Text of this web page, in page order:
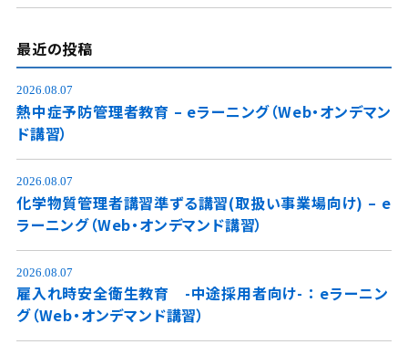
最近の投稿
2026.08.07
熱中症予防管理者教育 – eラーニング（Web・オンデマン
ド講習）
2026.08.07
化学物質管理者講習準ずる講習(取扱い事業場向け) – e
ラーニング（Web・オンデマンド講習）
2026.08.07
雇入れ時安全衛生教育 -中途採用者向け- ： eラーニン
グ（Web・オンデマンド講習）